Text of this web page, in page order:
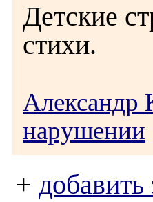
Детские
стихи.
Александр
нарушении
+ добавить